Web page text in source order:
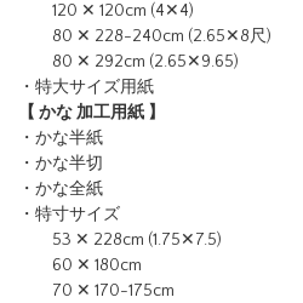
120 ✕ 120cm (4✕4)
80 ✕ 228-240cm (2.65✕8尺)
80 ✕ 292cm (2.65✕9.65)
・特大サイズ用紙
【 かな 加工用紙 】
・かな半紙
・かな半切
・かな全紙
・特寸サイズ
53 ✕ 228cm (1.75✕7.5)
60 ✕ 180cm
70 ✕ 170-175cm